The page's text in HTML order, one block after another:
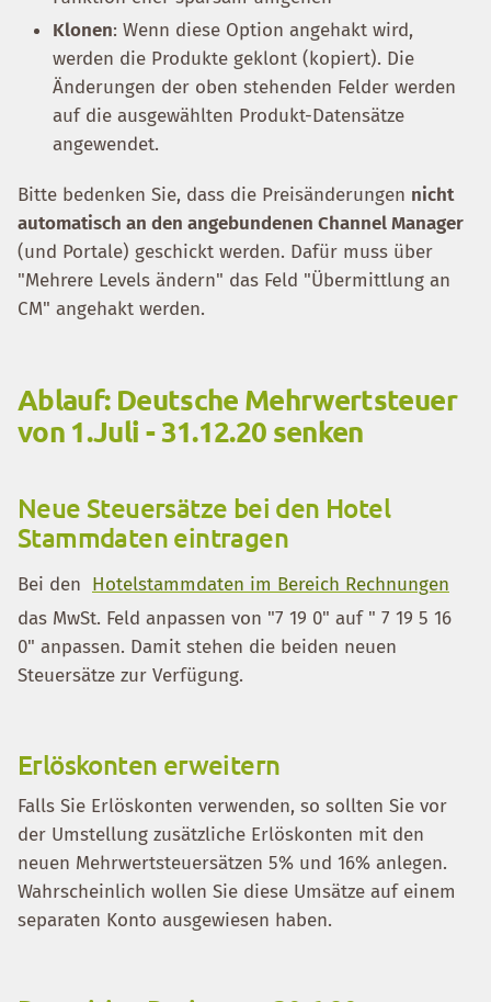
Klonen: Wenn diese Option angehakt wird,
werden die Produkte geklont (kopiert). Die
Änderungen der oben stehenden Felder werden
auf die ausgewählten Produkt-Datensätze
angewendet.
Bitte bedenken Sie, dass die Preisänderungen nicht
automatisch an den angebundenen Channel Manager
(und Portale) geschickt werden. Dafür muss über
"Mehrere Levels ändern" das Feld "Übermittlung an
CM" angehakt werden.
Ablauf: Deutsche Mehrwertsteuer
von 1.Juli - 31.12.20 senken
Neue Steuersätze bei den Hotel
Stammdaten eintragen
Bei den Hotelstammdaten im Bereich Rechnungen
das MwSt. Feld anpassen von "7 19 0" auf " 7 19 5 16
0" anpassen. Damit stehen die beiden neuen
Steuersätze zur Verfügung.
Erlöskonten erweitern
Falls Sie Erlöskonten verwenden, so sollten Sie vor
der Umstellung zusätzliche Erlöskonten mit den
neuen Mehrwertsteuersätzen 5% und 16% anlegen.
Wahrscheinlich wollen Sie diese Umsätze auf einem
separaten Konto ausgewiesen haben.